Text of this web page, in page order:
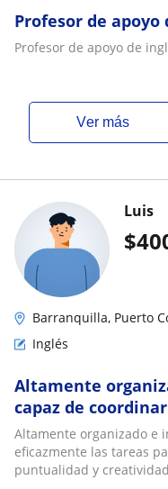
Profesor de
Profesor de apoyo de
ver más
$
Luis
Barranquilla, Puerto
Inglés
Altamente
capaz de
para realizar las
creativ
Altamente organizado e
eficazmente las tareas
puntualidad y